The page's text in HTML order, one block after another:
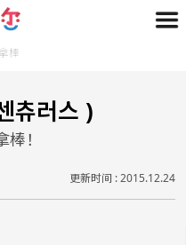
棒
츄러스 )
！
更新时间 : 2015.12.24